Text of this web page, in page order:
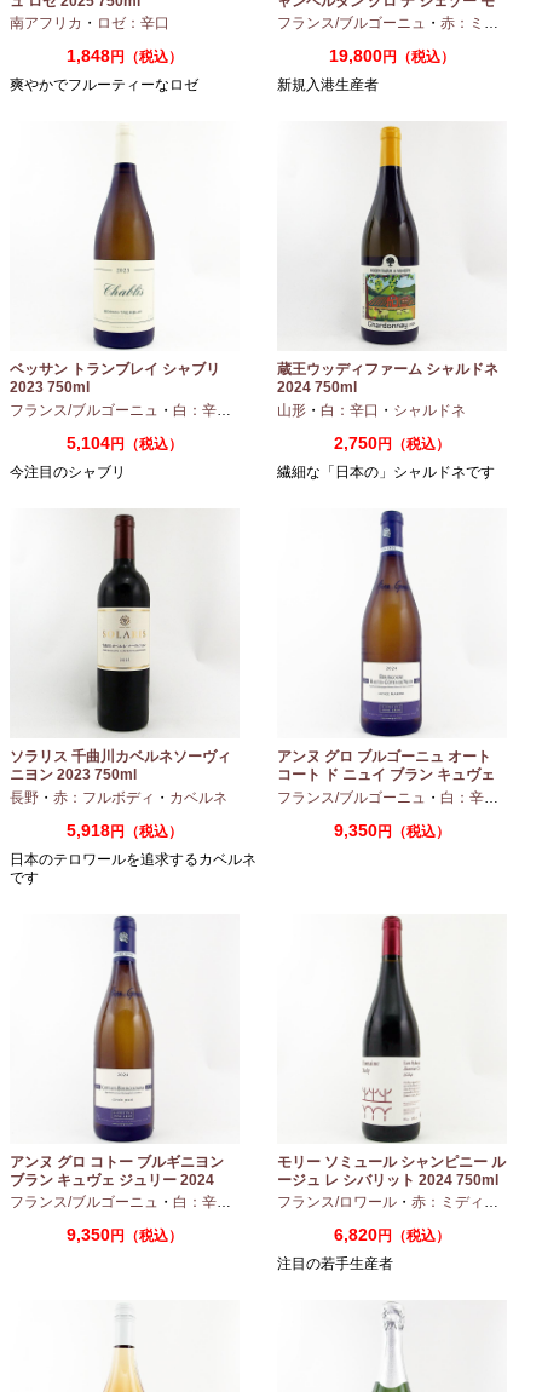
南アフリカ ・ ロゼ：辛口
1,848円（税込）
爽やかでフルーティーなロゼ
ノポール 2023 750ml
フランス/ブルゴーニュ ・ 赤：ミディアムボディ
19,800円（税込）
新規入港生産者
ベッサン トランブレイ シャブリ
2023 750ml
フランス/ブルゴーニュ ・ 白：辛口 シャルドネ
5,104円（税込）
今注目のシャブリ
蔵王ウッディファーム シャルドネ
2024 750ml
山形 ・ 白：辛口 ・ シャルドネ
2,750円（税込）
繊細な「日本の」シャルドネです
ソラリス 千曲川カベルネソーヴィ
ニヨン 2023 750ml
長野 ・ 赤：フルボディ ・ カベルネ
5,918円（税込）
日本のテロワールを追求するカベルネ
です
アンヌ グロ ブルゴーニュ オート
コート ド ニュイ ブラン キュヴェ
マリーヌ 2024 750ml
フランス/ブルゴーニュ ・ 白：辛口
9,350円（税込）
アンヌ グロ コトー ブルギニヨン
ブラン キュヴェ ジュリー 2024
フランス/ブルゴーニュ ・ 白：辛口 シャルドネ
9,350円（税込）
モリー ソミュール シャンピニー ル
ージュ レ シバリット 2024 750ml
フランス/ロワール ・ 赤：ミディアムボディ
6,820円（税込）
注目の若手生産者